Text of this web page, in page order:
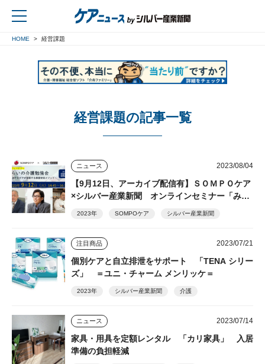
HOME 経営課題
経営課題の記事一覧
ニュース 2023/08/04
【9月12日、アーカイブ配信有】ＳＯＭＰＯケア
×シルバー産業新聞 オンラインセミナー「みら
2023年 SOMPOケア シルバー産業新聞
注目商品 2023/07/21
個別ケアと自立排泄をサポート 「TENA シリー
ズ」 ＝ユニ・チャーム メンリッケ＝
2023年 シルバー産業新聞 介護
ニュース 2023/07/14
家具・用具を定額レンタル 「カリ家具」 入居
準備の負担軽減